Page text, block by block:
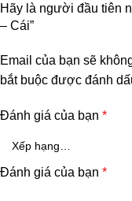
Hãy là người đầu tiên
– Cái”
Email của bạn sẽ
bắt buộc được đánh
Đánh giá của bạn *
Đánh giá của bạn *